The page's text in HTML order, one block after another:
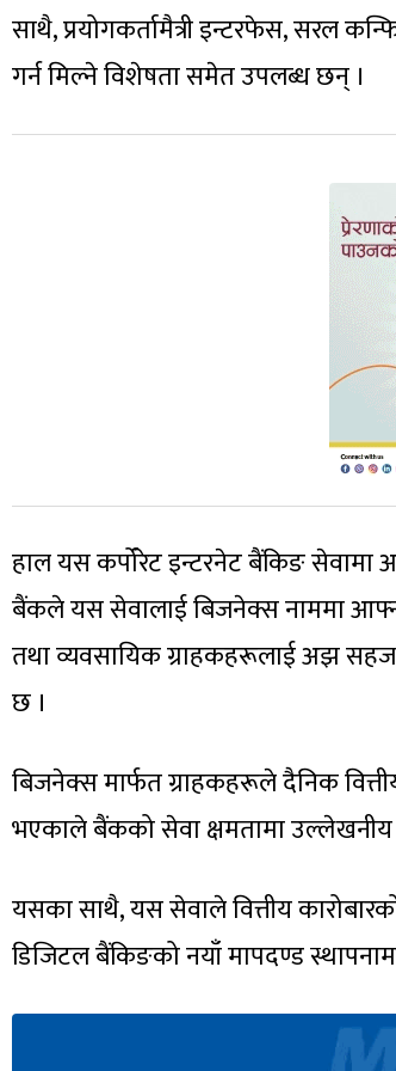
साथै, प्रयोगकर्तामैत्री इन्टरफेस, सरल
गर्न मिल्ने विशेषता समेत उपलब्ध छन् ।
हाल यस कर्पोरेट इन्टरनेट बैंकिङ
बैंकले यस सेवालाई बिजनेक्स नाममा
तथा व्यवसायिक ग्राहकहरूलाई अझ
छ ।
बिजनेक्स मार्फत ग्राहकहरूले दैनिक
भएकाले बैंकको सेवा क्षमतामा उल्लेखनीय
यसका साथै, यस सेवाले वित्तीय
डिजिटल बैंकिङको नयाँ मापदण्ड